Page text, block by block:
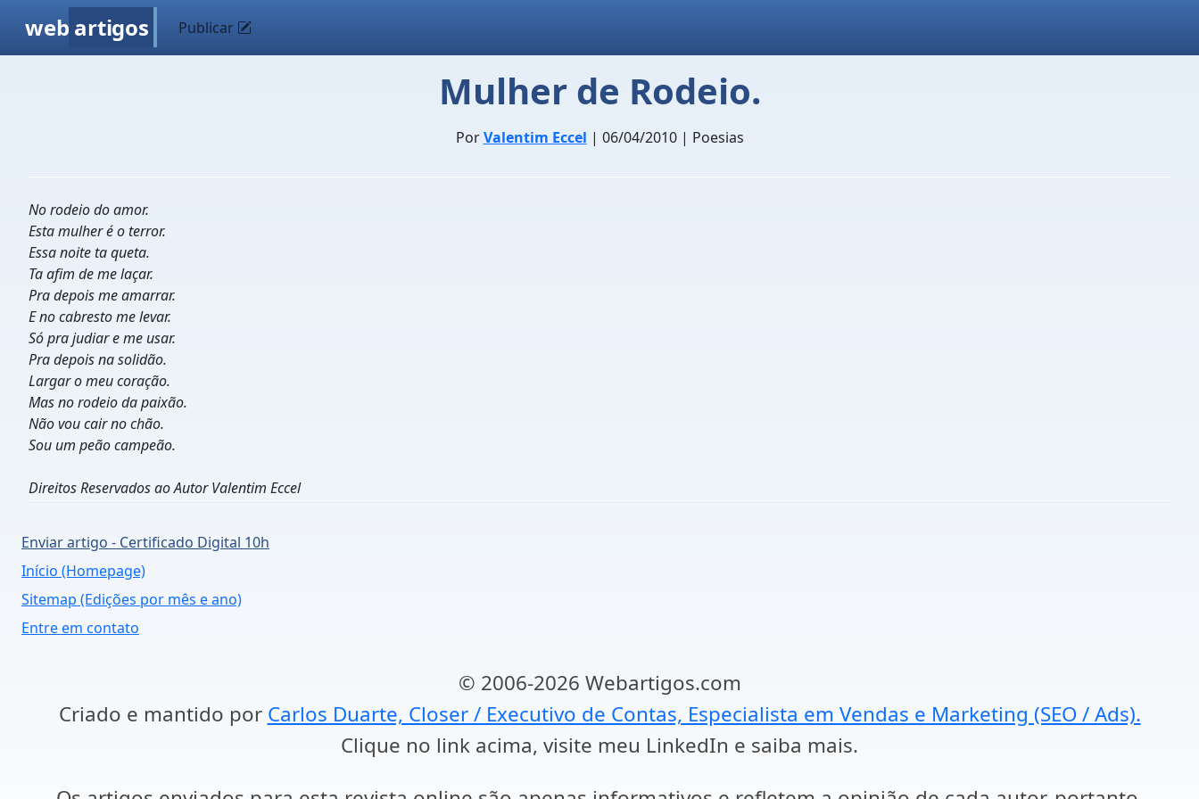
web artigos Publicar
Mulher de Rodeio.
PorValentim Eccel | 06/04/2010 | Poesias
No rodeio do amor.
Esta mulher é o terror.
Essa noite ta queta.
Ta afim de me laçar.
Pra depois me amarrar.
E no cabresto me levar.
Só pra judiar e me usar.
Pra depois na solidão.
Largar o meu coração.
Mas no rodeio da paixão.
Não vou cair no chão.
Sou um peão campeão.
Direitos Reservados ao Autor Valentim Eccel
Enviar artigo - Certificado Digital 10h
Início (Homepage)
Sitemap (Edições por mês e ano)
Entre em contato
© 2006-2026 Webartigos.com
Criado e mantido por Carlos Duarte, Closer / Executivo de Contas, Especialista em Vendas e Marketing (SEO / Ads).
Clique no link acima, visite meu LinkedIn e saiba mais.